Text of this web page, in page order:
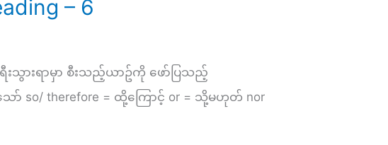
– 6
းသွားရာမှာ စီးသည့်ယာဥ်ကို ဖော်ပြသည့်
သို့သော် so/ therefore = ထို့ကြောင့် or = သို့မဟုတ် nor